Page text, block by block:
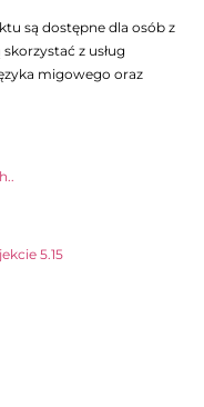
są dostępne dla osób z
z usług
migowego oraz
5.15